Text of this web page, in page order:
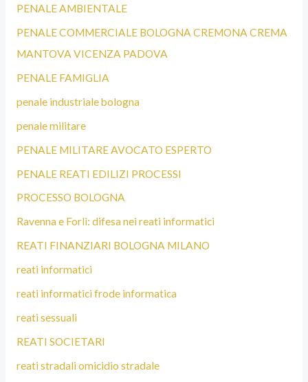
PENALE AMBIENTALE
PENALE COMMERCIALE BOLOGNA CREMONA CREMA
MANTOVA VICENZA PADOVA
PENALE FAMIGLIA
penale industriale bologna
penale militare
PENALE MILITARE AVOCATO ESPERTO
PENALE REATI EDILIZI PROCESSI
PROCESSO BOLOGNA
Ravenna e Forlì: difesa nei reati informatici
REATI FINANZIARI BOLOGNA MILANO
reati informatici
reati informatici frode informatica
reati sessuali
REATI SOCIETARI
reati stradali omicidio stradale